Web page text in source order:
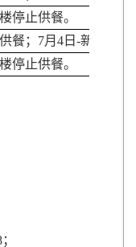
停止供餐。
餐；7月4日-新学期
停止供餐。